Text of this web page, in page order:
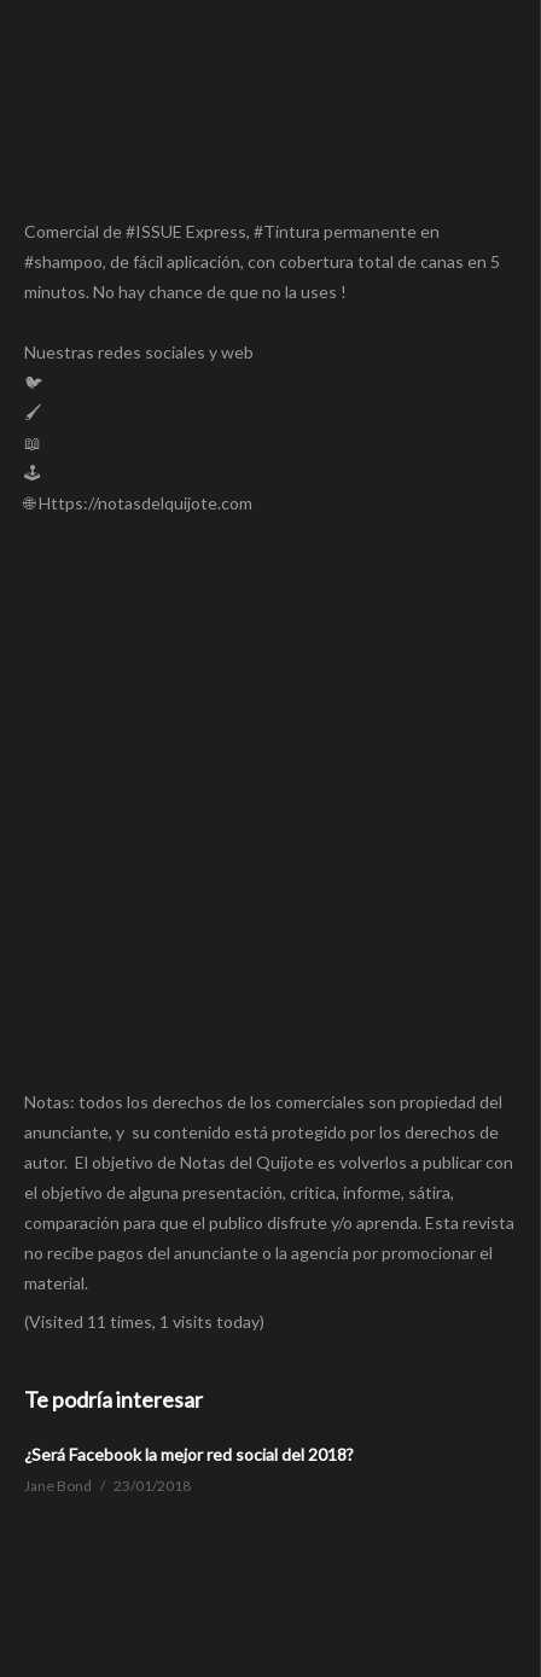
Comercial de #ISSUE Express, #Tintura permanente en
#shampoo, de fácil aplicación, con cobertura total de canas en 5
minutos. No hay chance de que no la uses !
Nuestras redes sociales y web
🐦
🖌️
📖
🕹️
🌐 Https://notasdelquijote.com
Notas: todos los derechos de los comerciales son propiedad del
anunciante, y su contenido está protegido por los derechos de
autor. El objetivo de Notas del Quijote es volverlos a publicar con
el objetivo de alguna presentación, crítica, informe, sátira,
comparación para que el publico disfrute y/o aprenda. Esta revista
no recibe pagos del anunciante o la agencia por promocionar el
material.
(Visited 11 times, 1 visits today)
Te podría interesar
¿Será Facebook la mejor red social del 2018?
Jane Bond 23/01/2018